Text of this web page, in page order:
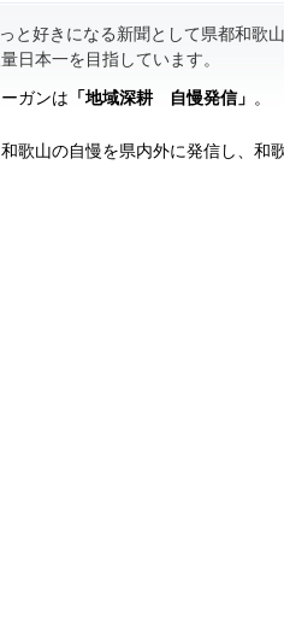
と好きになる新聞として県都和歌
日本一を目指しています。
ガンは 「地域深耕 自慢発信」 。
歌山の自慢を県内外に発信し、和